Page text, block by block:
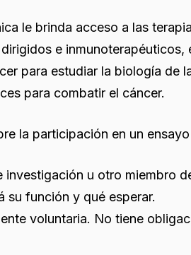
le brinda acceso a las
e
para estudiar la biología de
para combatir el cáncer.
la participación en un
investigación u otro miembro
su función y qué esperar.
voluntaria. No tiene